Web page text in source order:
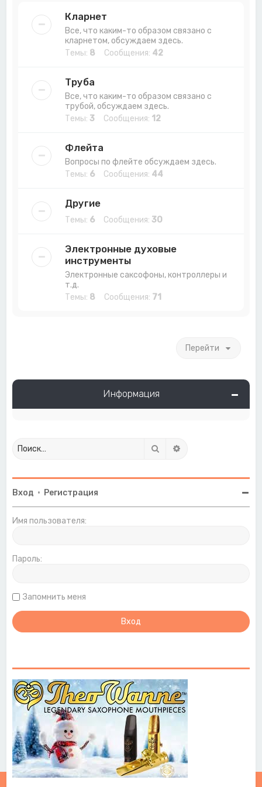
Кларнет
Все, что каким-то образом связано с
кларнетом, обсуждаем здесь.
Темы: 8 Сообщения: 42
Труба
Все, что каким-то образом связано с
трубой, обсуждаем здесь.
Темы: 3 Сообщения: 12
Флейта
Вопросы по флейте обсуждаем здесь.
Темы: 6 Сообщения: 44
Другие
Темы: 6 Сообщения: 30
Электронные духовые
инструменты
Электронные саксофоны, контроллеры и
т.д.
Темы: 8 Сообщения: 71
Перейти
Информация
Поиск
Вход • Регистрация
Имя пользователя:
Пароль:
Запомнить меня